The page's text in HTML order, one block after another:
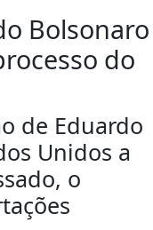
Bolsonaro
do
de Eduardo
Unidos a
o